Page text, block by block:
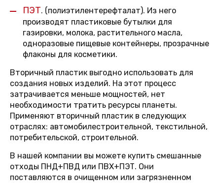
ПЭТ. (полиэтилентерефталат). Из него
производят пластиковые бутылки для
газировки, молока, растительного масла,
одноразовые пищевые контейнеры, прозрачные
флаконы для косметики.
Вторичный пластик выгодно использовать для
создания новых изделий. На этот процесс
затрачивается меньше мощностей, нет
необходимости тратить ресурсы планеты.
Применяют вторичный пластик в следующих
отраслях: автомобилестроительной, текстильной,
потребительской, строительной.
В нашей компании вы можете купить смешанные
отходы ПНД+ПВД или ПВХ+ПЭТ. Они
поставляются в очищенном или загрязненном